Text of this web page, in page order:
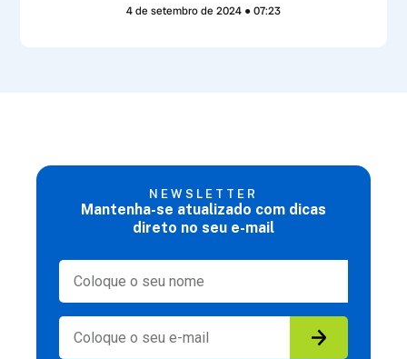
4 de setembro de 2024 07:23
NEWSLETTER
Mantenha-se atualizado com dicas
direto no seu e-mail